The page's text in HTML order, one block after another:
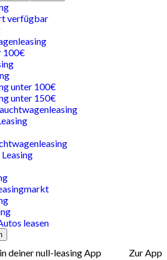
verfügbar
100€
unter 100€
unter 150€
leasen
deiner null-leasing App Zur App